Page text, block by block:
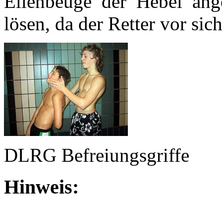
lösen, da der Retter vor
DLRG Befreiungsgriffe
Hinweis: